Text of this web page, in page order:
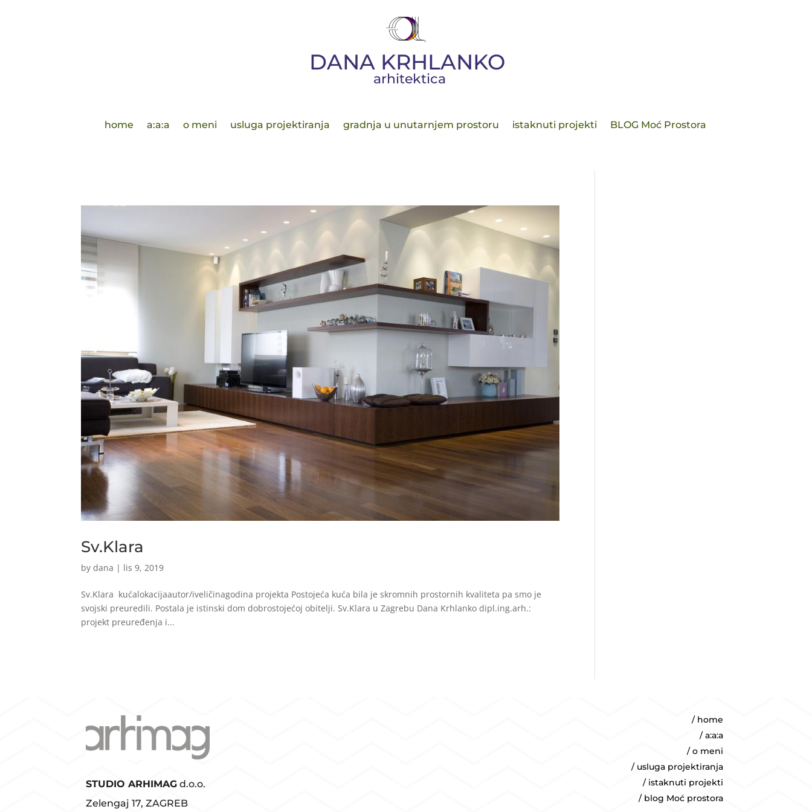
DANA KRHLANKO
arhitektica
home a:a:a o meni usluga projektiranja gradnja u unutarnjem prostoru istaknuti projekti BLOG Moć Prostora
Sv.Klara
bydana | lis 9, 2019
Sv.Klara kućalokacijaautor/iveličinagodina projekta Postojeća kuća bila je skromnih prostornih kvaliteta pa smo je
svojski preuredili. Postala je istinski dom dobrostojećoj obitelji. Sv.Klara u Zagrebu Dana Krhlanko dipl.ing.arh.:
projekt preuređenja i...
STUDIO ARHIMAG d.o.o.
Zelengaj 17, ZAGREB
/ home
/ a:a:a
/ o meni
/ usluga projektiranja
/ istaknuti projekti
/ blog Moć prostora